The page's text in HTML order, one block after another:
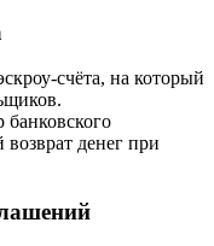
счёта, на который
денег при